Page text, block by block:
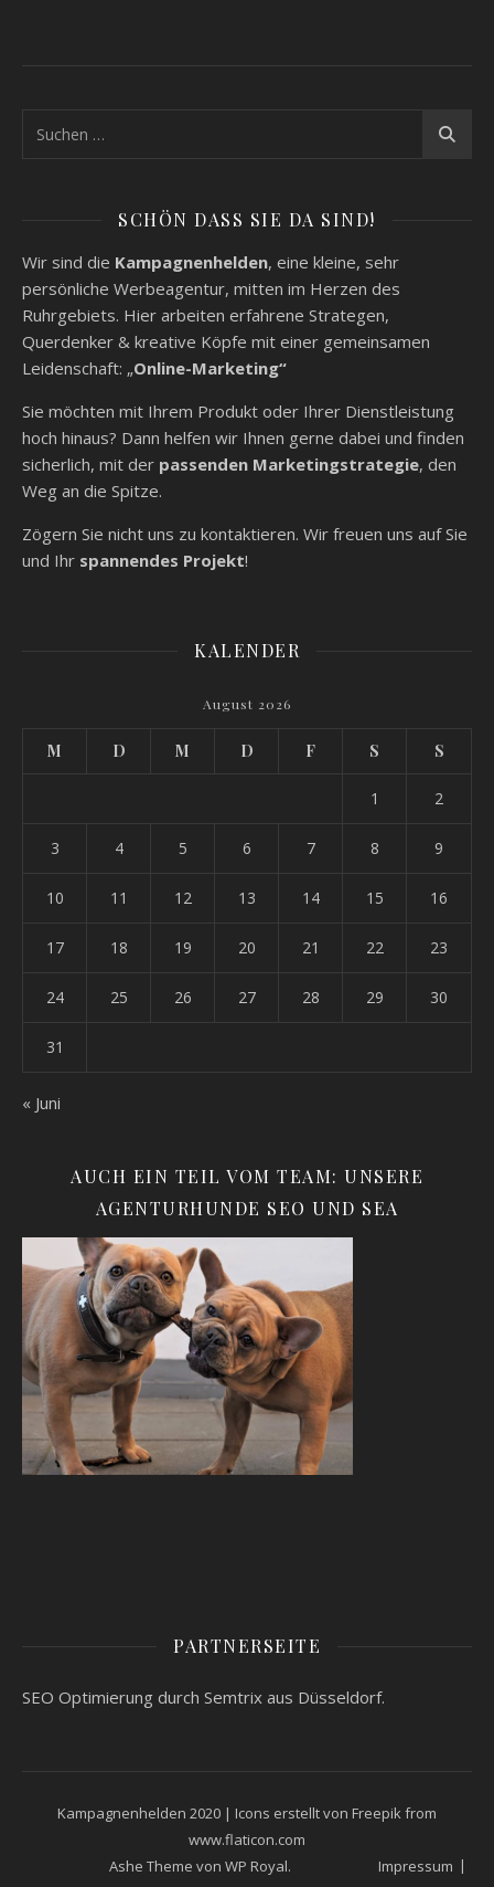
SCHÖN DASS SIE DA SIND!
Wir sind die Kampagnenhelden, eine kleine, sehr
persönliche Werbeagentur, mitten im Herzen des
Ruhrgebiets. Hier arbeiten erfahrene Strategen,
Querdenker & kreative Köpfe mit einer gemeinsamen
Leidenschaft: „Online-Marketing“
Sie möchten mit Ihrem Produkt oder Ihrer Dienstleistung
hoch hinaus? Dann helfen wir Ihnen gerne dabei und finden
sicherlich, mit der passenden Marketingstrategie, den
Weg an die Spitze.
Zögern Sie nicht uns zu kontaktieren. Wir freuen uns auf Sie
und Ihr spannendes Projekt!
KALENDER
August 2026
M D M D F S S
1 2
3 4 5 6 7 8 9
10 11 12 13 14 15 16
17 18 19 20 21 22 23
24 25 26 27 28 29 30
31
« Juni
AUCH EIN TEIL VOM TEAM: UNSERE
AGENTURHUNDE SEO UND SEA
PARTNERSEITE
SEO Optimierung durch Semtrix aus Düsseldorf.
Kampagnenhelden 2020 | Icons erstellt von Freepikfrom
www.flaticon.com
Impressum
Ashe Theme von WP Royal.